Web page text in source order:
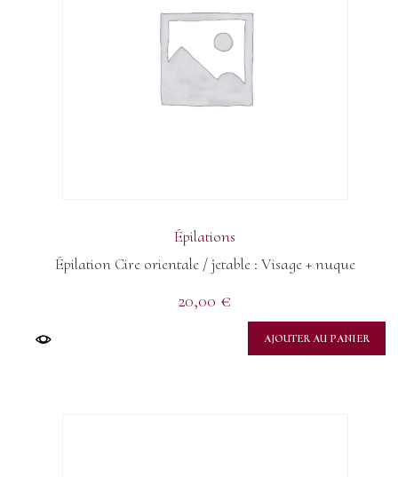
Épilations
Épilation Cire orientale / jetable : Visage + nuque
20,00 €
AJOUTER AU PANIER